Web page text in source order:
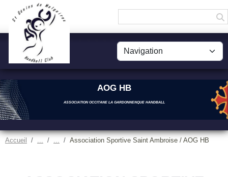
AOG HB
ASSOCIATION OCCITANE LA GARDONNENQUE HANDBALL
Accueil Association Sportive Saint Ambroise / AOG HB
Panneau de gestion des cookies